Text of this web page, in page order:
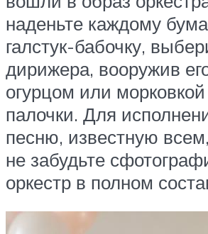
наденьте каждому
галстук-бабочку,
дирижера, вооружив
огурцом или
палочки. Для
песню, известную
не забудьте
оркестр в полном